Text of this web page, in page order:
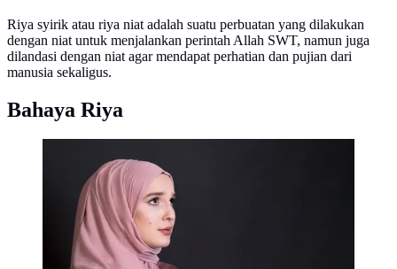
Riya syirik atau riya niat adalah suatu perbuatan yang dilakukan
dengan niat untuk menjalankan perintah Allah SWT, namun juga
dilandasi dengan niat agar mendapat perhatian dan pujian dari
manusia sekaligus.
Bahaya Riya